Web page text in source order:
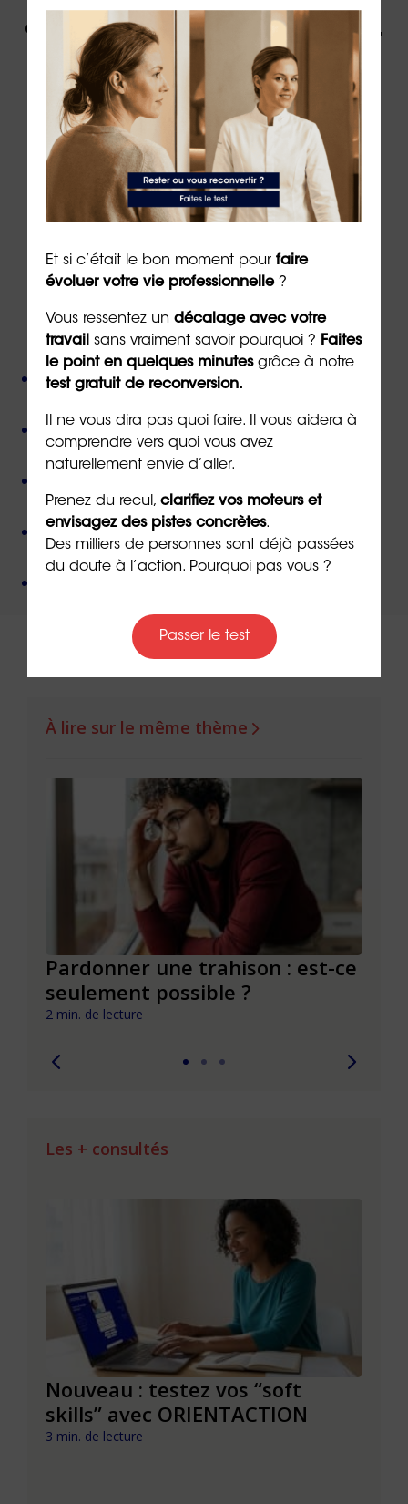
évolution professionnelle par un expert,
contactez ORIENTACTION.
Contacter un(e) conseiller(ère)
le formulaire de contacten ligne
Par téléphone au02 43 72 25 88
ORIENTACTION c'est :
Plus de 800 consultant(e)s expérimenté(e)s
Près de 50 000 personnes accompagnéesdepuis
sa création,
non-jugement,
Une méthode créée parun docteur en
psychologie,
Un organisme de formation
certifié QUALIOPI
À lire sur le même thème
Pardonner une trahison : est-ce
seulement possible ?
2 min. de lecture
Les + consultés
Nouveau : testez vos “soft
skills” avec ORIENTACTION
3 min. de lecture
Et si c’était le bon moment pour faire
évoluer votre vie professionnelle?
Vous ressentez un décalage avec votre
travail sans vraiment savoir pourquoi ? Faites
le point en quelques minutesgrâce à notre
test gratuit de reconversion.
Il ne vous dira pas quoi faire. Il vous aidera à
comprendre vers quoi vous avez
naturellement envie d’aller.
Prenez du recul, clarifiez vos moteurs et
envisagez des pistes concrètes.
Des milliers de personnes sont déjà passées
du doute à l’action. Pourquoi pas vous ?
Passer le test